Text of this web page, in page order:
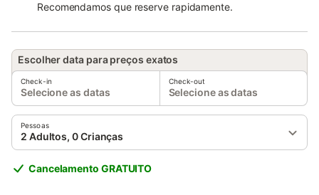
Recomendamos que reserve rapidamente.
Escolher data para preços exatos
Check-in
Selecione as datas
Check-out
Selecione as datas
Pessoas
2 Adultos, 0 Crianças
Cancelamento GRATUITO